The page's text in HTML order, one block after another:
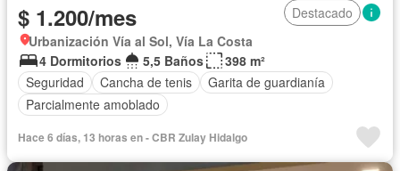
$ 1.200/mes
Destacado
Urbanización Vía al Sol, Vía La Costa
4 Dormitorios
5,5 Baños
398 m²
Seguridad
Cancha de tenis
Garita de guardianía
Parcialmente amoblado
Hace 6 días, 13 horas en - CBR Zulay Hidalgo